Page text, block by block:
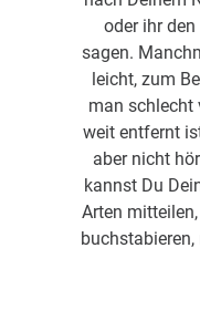
oder ihr
sagen.
leicht, zum
man schlecht
weit entfernt
aber nicht
kannst Du
Arten